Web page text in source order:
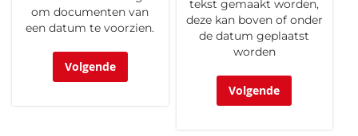
om documenten van
een datum te voorzien.
Volgende
tekst gemaakt worden,
deze kan boven of onder
de datum geplaatst
worden
Volgende